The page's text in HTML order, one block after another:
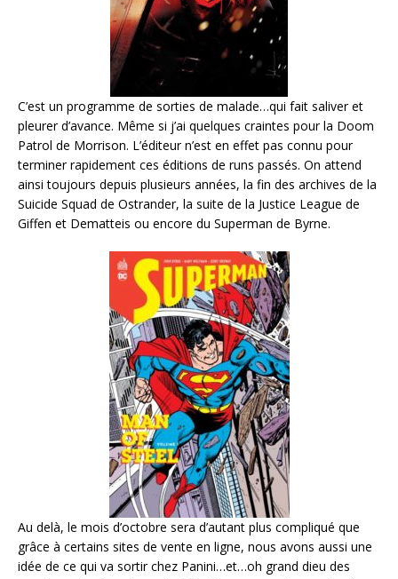
C’est un programme de sorties de malade…qui fait saliver et
pleurer d’avance. Même si j’ai quelques craintes pour la Doom
Patrol de Morrison. L’éditeur n’est en effet pas connu pour
terminer rapidement ces éditions de runs passés. On attend
ainsi toujours depuis plusieurs années, la fin des archives de la
Suicide Squad de Ostrander, la suite de la Justice League de
Giffen et Dematteis ou encore du Superman de Byrne.
Au delà, le mois d’octobre sera d’autant plus compliqué que
grâce à certains sites de vente en ligne, nous avons aussi une
idée de ce qui va sortir chez Panini…et…oh grand dieu des